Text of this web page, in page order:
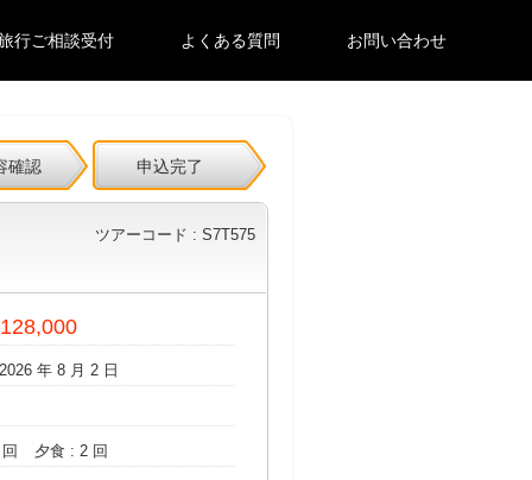
行ご相談受付 よくある質問 お問い合わせ
確認 申込完了
ツアーコード : S7T575
年 8 月 2 日
夕食 : 2 回